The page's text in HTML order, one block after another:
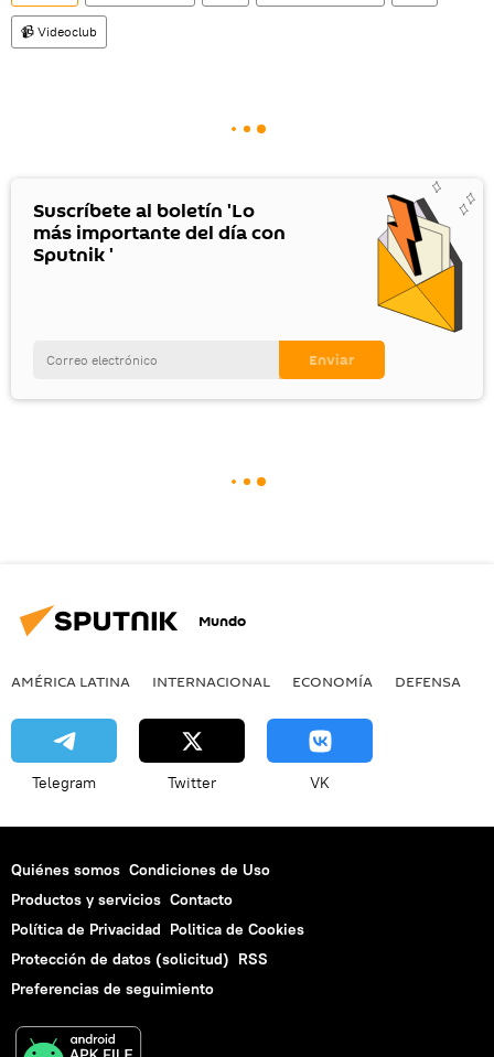
📹 Videoclub
Suscríbete al boletín 'Lo
más importante del día con
Sputnik '
Mundo
AMÉRICA LATINA INTERNACIONAL ECONOMÍA DEFENSA
Telegram Twitter VK
Quiénes somos Condiciones de Uso
Productos y servicios Contacto
Política de Privacidad Politica de Cookies
Protección de datos (solicitud) RSS
Preferencias de seguimiento